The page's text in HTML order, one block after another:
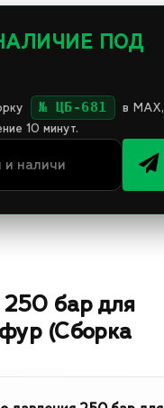
ПОД
№ ЦБ-681
в MAX,
10 минут.
бар для
фур (Сборка